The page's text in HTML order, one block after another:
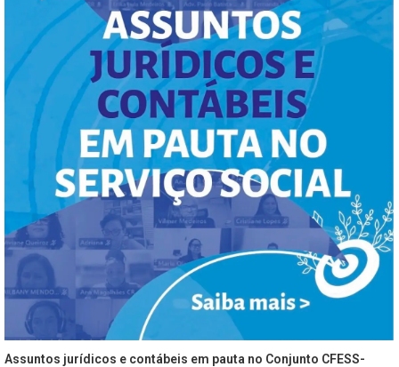
Assuntos jurídicos e contábeis em pauta no Conjunto CFESS-